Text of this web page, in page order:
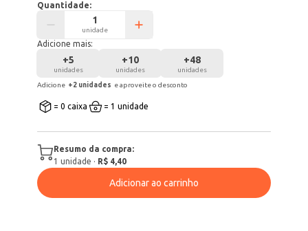
Quantidade:
unidade
Adicione mais:
+5
unidades
+10
unidades
+48
unidades
Adicione +2 unidades e aproveite o desconto
= 0 caixa = 1 unidade
Resumo da compra:
1 unidade · R$ 4,40
Adicionar ao carrinho